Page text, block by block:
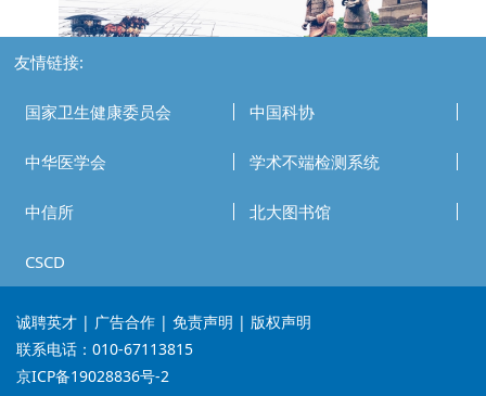
友情链接:
国家卫生健康委员会 中国科协
中华医学会 学术不端检测系统
中信所 北大图书馆
CSCD
诚聘英才 | 广告合作 | 免责声明 | 版权声明
联系电话：010-67113815
京ICP备19028836号-2